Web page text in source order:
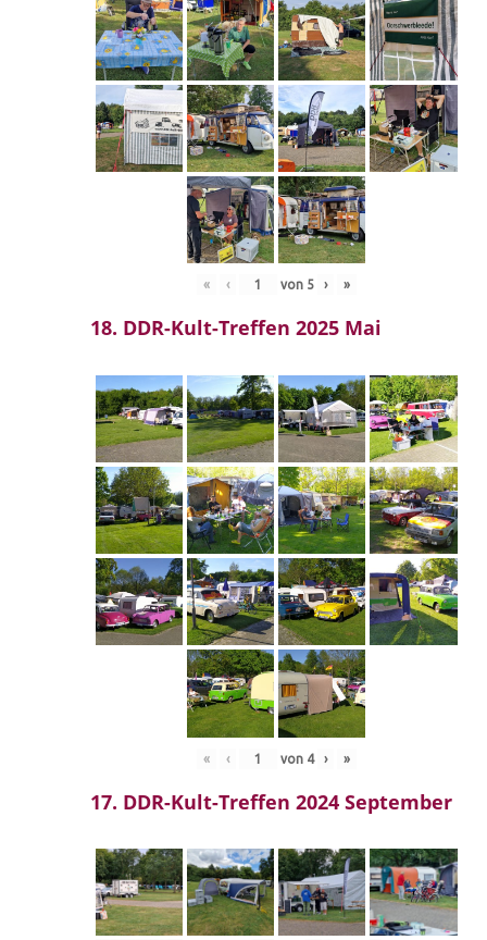
« ‹ von 5 › »
18. DDR-Kult-Treffen 2025 Mai
« ‹ von 4 › »
17. DDR-Kult-Treffen 2024 September